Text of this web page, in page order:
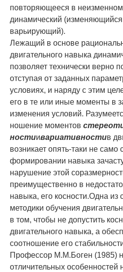
повторяющееся в неизменном
динамический
варьирующий).
Лежащий в основе
двигательного навыка
позволяет технически верно
отступая от заданных
условиях, и наряду с этим
его в те или иные моменты в
изменения условий.
ношение моментов
ностиивариативностив
возни­кает опять-таки не
формировании навыка
нарушение этой
преимущественно в
навыка, его косности.Одна из
методики обучения
в том, чтобы не допустить
двига­тельного навыка, а
соотношение его
Профессор М.М.Боген (1985)
отличительных